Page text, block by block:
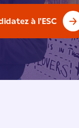
à l'ESC